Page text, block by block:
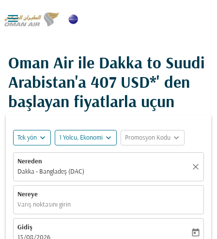

Oman Air ile Dakka to Suudi
Arabistan'a 407 USD*' den
başlayan fiyatlarla uçun
Tek yön expand_more 1 Yolcu, Ekonomi expand_more Promosyon Kodu expand_more
Nereden
Dakka - Bangladeş (DAC)
close
Nereye
Varış noktasını girin
Gidiş
fc-booking-departure-date-aria-label
today